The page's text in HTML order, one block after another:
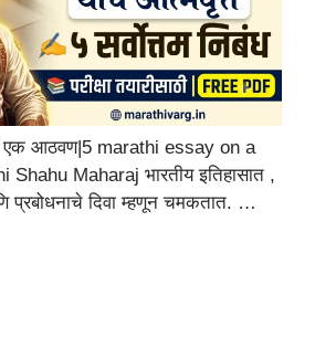
एक आठवण|5 marathi essay on a
Maharaj भारतीय इतिहासात ,
प्रबोधनाचे दिवा म्हणून चमकतात. …